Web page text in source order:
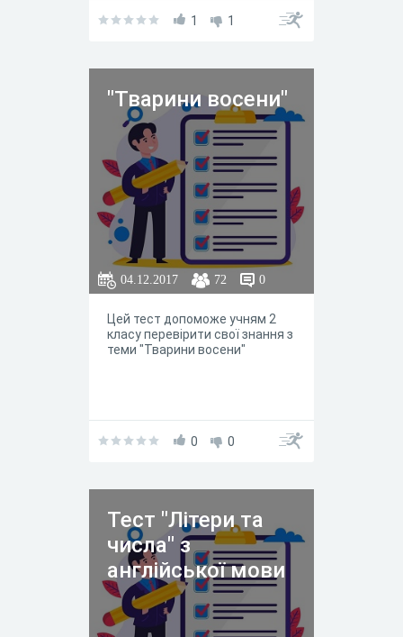
1 1
"Тварини восени"
04.12.2017 72 0
Цей тест допоможе учням 2
класу перевірити свої знання з
теми "Тварини восени"
0 0
Тест "Літери та
числа" з
англійської мови